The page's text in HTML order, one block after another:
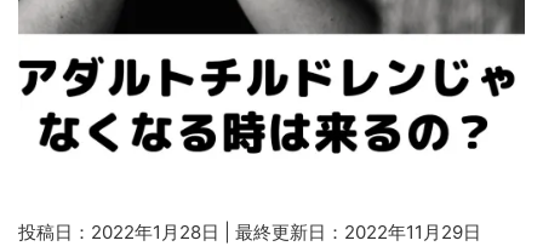
投稿日：2022年1月28日 | 最終更新日：2022年11月29日